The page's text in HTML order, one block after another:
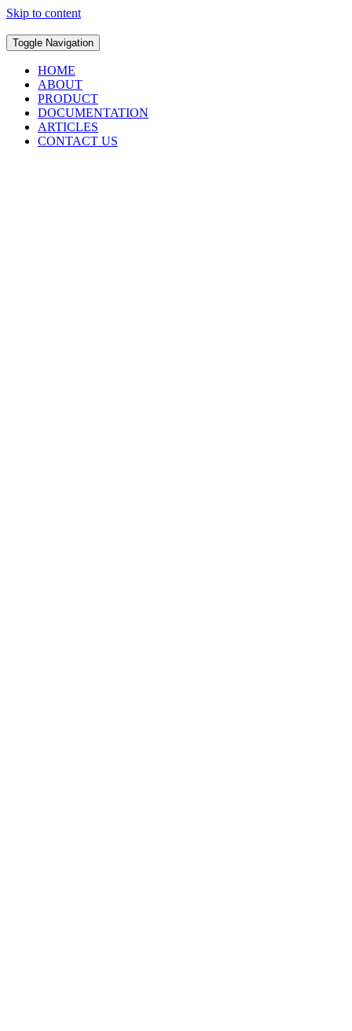
Skip to content
Toggle Navigation
HOME
ABOUT
PRODUCT
DOCUMENTATION
ARTICLES
CONTACT US